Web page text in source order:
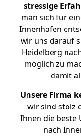
stressige
man sich für
Innenhafen
wir uns darauf
Heidelberg
möglich zu
damit
Unsere Firma
wir sind stolz
Ihnen die beste
nach